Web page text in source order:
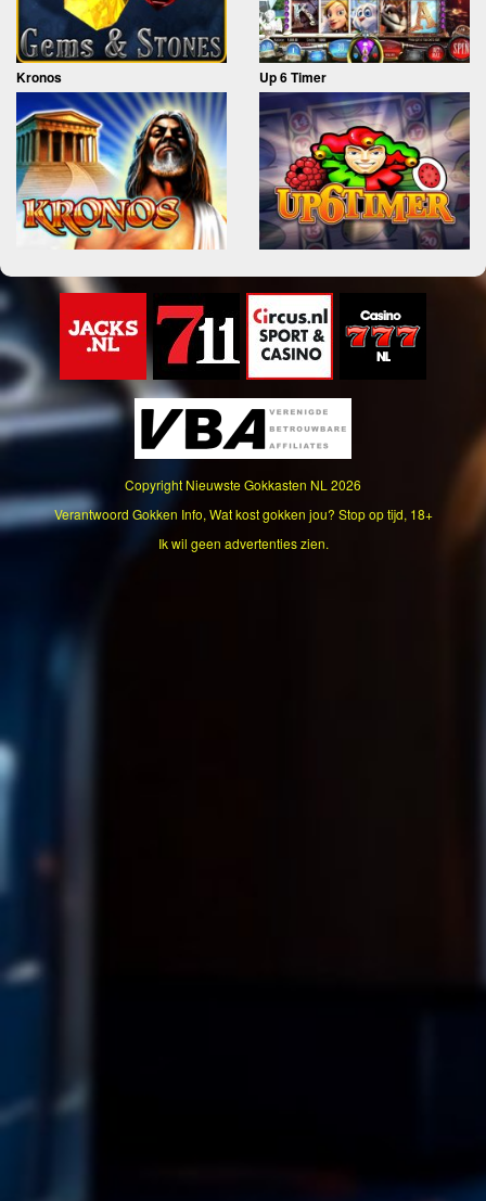
Kronos Up 6 Timer
Copyright Nieuwste Gokkasten NL 2026
Verantwoord Gokken Info, Wat kost gokken jou? Stop op tijd, 18+
Ik wil geen advertenties zien.